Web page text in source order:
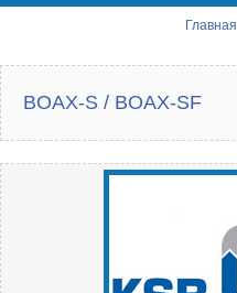
Главная
BOAX-S / BOAX-SF